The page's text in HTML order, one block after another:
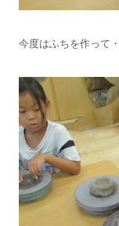
今度はふちを作って